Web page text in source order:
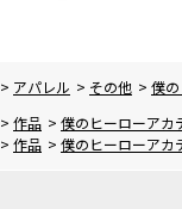
> アパレル > その他 > 僕
> 作品 > 僕のヒーローアカ
> 作品 > 僕のヒーローアカ